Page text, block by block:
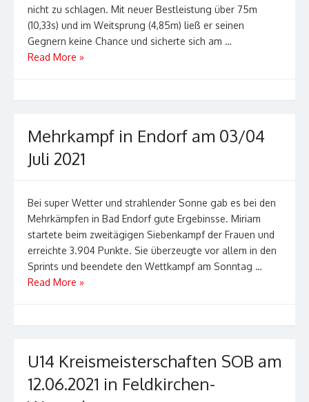
nicht zu schlagen. Mit neuer Bestleistung über 75m
(10,33s) und im Weitsprung (4,85m) ließ er seinen
Gegnern keine Chance und sicherte sich am …
Read More »
Mehrkampf in Endorf am 03/04
Juli 2021
Bei super Wetter und strahlender Sonne gab es bei den
Mehrkämpfen in Bad Endorf gute Ergebinsse. Miriam
startete beim zweitägigen Siebenkampf der Frauen und
erreichte 3.904 Punkte. Sie überzeugte vor allem in den
Sprints und beendete den Wettkampf am Sonntag …
Read More »
U14 Kreismeisterschaften SOB am
12.06.2021 in Feldkirchen-